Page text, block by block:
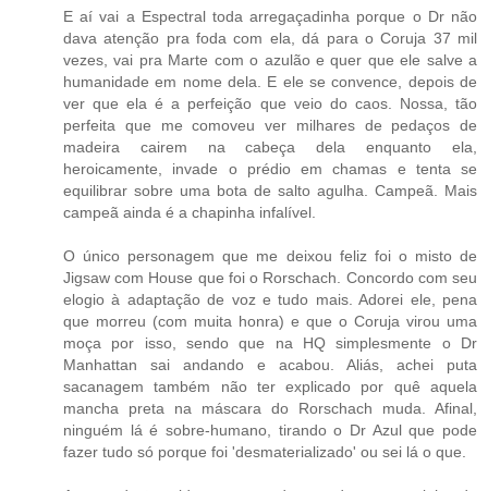
E aí vai a Espectral toda arregaçadinha porque o Dr não
dava atenção pra foda com ela, dá para o Coruja 37 mil
vezes, vai pra Marte com o azulão e quer que ele salve a
humanidade em nome dela. E ele se convence, depois de
ver que ela é a perfeição que veio do caos. Nossa, tão
perfeita que me comoveu ver milhares de pedaços de
madeira cairem na cabeça dela enquanto ela,
heroicamente, invade o prédio em chamas e tenta se
equilibrar sobre uma bota de salto agulha. Campeã. Mais
campeã ainda é a chapinha infalível.
O único personagem que me deixou feliz foi o misto de
Jigsaw com House que foi o Rorschach. Concordo com seu
elogio à adaptação de voz e tudo mais. Adorei ele, pena
que morreu (com muita honra) e que o Coruja virou uma
moça por isso, sendo que na HQ simplesmente o Dr
Manhattan sai andando e acabou. Aliás, achei puta
sacanagem também não ter explicado por quê aquela
mancha preta na máscara do Rorschach muda. Afinal,
ninguém lá é sobre-humano, tirando o Dr Azul que pode
fazer tudo só porque foi 'desmaterializado' ou sei lá o que.